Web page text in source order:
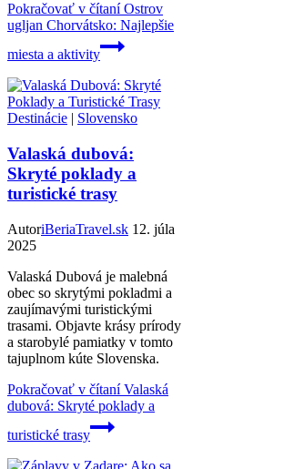
Pokračovať v čítaníOstrov
ugljan Chorvátsko: Najlepšie
miesta a aktivity
Destinácie | Slovensko
Valaská dubová:
Skryté poklady a
turistické trasy
AutoriBeriaTravel.sk 12. júla
2025
Valaská Dubová je malebná
obec so skrytými pokladmi a
zaujímavými turistickými
trasami. Objavte krásy prírody
a starobylé pamiatky v tomto
tajuplnom kúte Slovenska.
Pokračovať v čítaníValaská
dubová: Skryté poklady a
turistické trasy